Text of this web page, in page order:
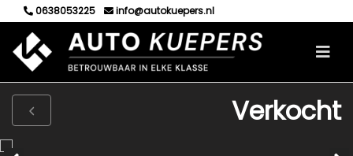
0638053225 info@autokuepers.nl
Verkocht